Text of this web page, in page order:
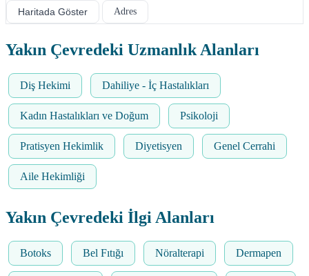
Haritada Göster Adres
Yakın Çevredeki Uzmanlık Alanları
Diş Hekimi Dahiliye - İç Hastalıkları
Kadın Hastalıkları ve Doğum Psikoloji
Pratisyen Hekimlik Diyetisyen Genel Cerrahi
Aile Hekimliği
Yakın Çevredeki İlgi Alanları
Botoks Bel Fıtığı Nöralterapi Dermapen